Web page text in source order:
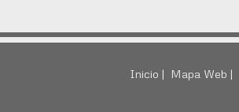
Inicio | Mapa Web |